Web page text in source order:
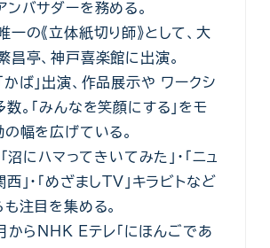
ンバサダーを務める。
一の《立体紙切り師》として、大
昌亭、神戸喜楽館に出演。
かば」出演、作品展示や ワークシ
。「みんなを笑顔にする」をモ
の幅を広げている。
沼にハマってきいてみた」・「ニュ
」・「めざましTV」キラビトなど
も注目を集める。
らNHK Eテレ「にほんごであ